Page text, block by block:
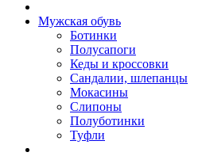
Мужская обувь
Ботинки
Полусапоги
Кеды и кроссовки
Сандалии, шлепанцы
Мокасины
Слипоны
Полуботинки
Туфли